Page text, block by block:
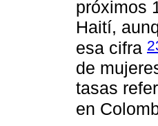
próximos
Haití,
esa cifra
de
tasas
en